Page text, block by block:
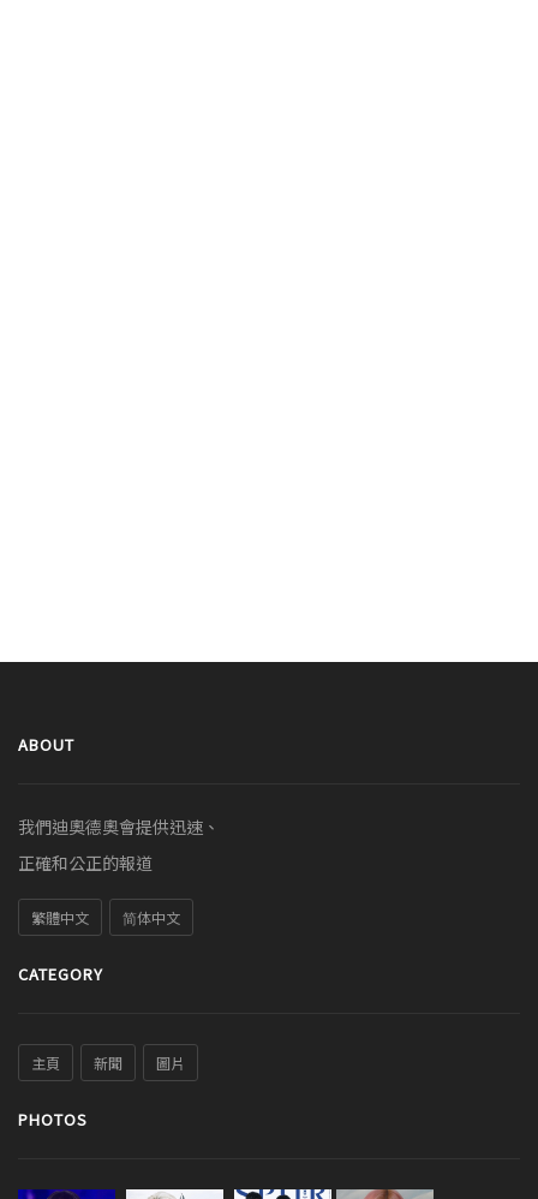
ABOUT
我們迪奧德奧會提供迅速、
正確和公正的報道
繁體中文 简体中文
CATEGORY
主頁 新聞 圖片
PHOTOS